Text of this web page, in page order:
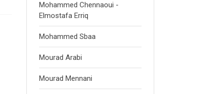
Mohammed Chennaoui -
Elmostafa Erriq
Mohammed Sbaa
Mourad Arabi
Mourad Mennani